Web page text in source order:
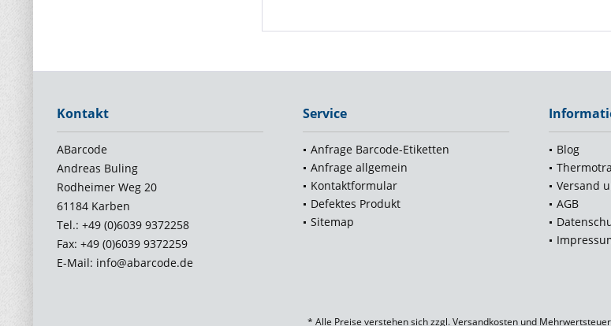
Kontakt
ABarcode
Andreas Buling
Rodheimer Weg 20
61184 Karben
Tel.: +49 (0)6039 9372258
Fax: +49 (0)6039 9372259
E-Mail: info@abarcode.de
Service
Anfrage Barcode-Etiketten
Anfrage allgemein
Kontaktformular
Defektes Produkt
Sitemap
Blog
Versand
AGB
* Alle Preise verstehen sich zzgl.Versandkostenund